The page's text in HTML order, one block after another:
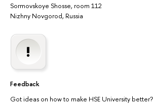
Sormovskoye Shosse, room 112
Nizhny Novgorod, Russia
Feedback
Got ideas on how to make HSE University